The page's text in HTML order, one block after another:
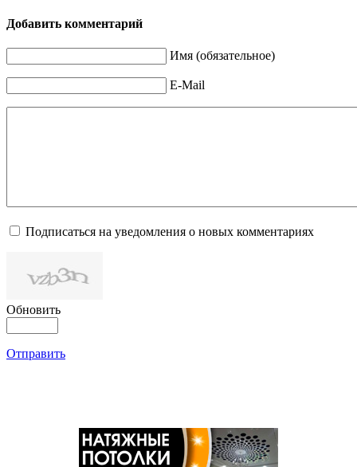
Добавить комментарий
Имя (обязательное)
E-Mail
Подписаться на уведомления о новых комментариях
Обновить
Отправить